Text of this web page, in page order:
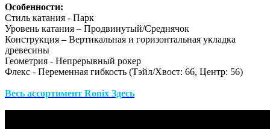
Особенности:
Стиль катания - Парк
Уровень катания – Продвинутый/Среднячок
Конструкция – Вертикальная и горизонтальная укладка
древесины
Геометрия - Непрерывный рокер
Флекс - Переменная гибкость (Тэйл/Хвост: 66, Центр: 56)
Весь ассортимент Ronix Здесь